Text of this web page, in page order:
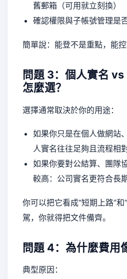
舊郵箱（可用就立刻換）
確認權限與子帳號管理是
簡單說：能登不是重點，能控
問題 3：個人實名
怎麼選？
選擇通常取決於你的用途：
如果你只是在個人做網站
人實名往往足夠且流程相
如果你要對公結算、團隊
較高：公司實名更符合長
你可以把它看成“短期上路”和
駕，你就得把文件備齊。
問題 4：為什麼費用
典型原因：